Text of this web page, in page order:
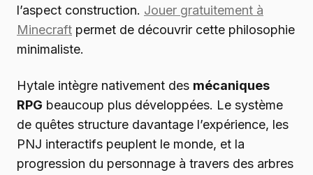
l’aspect construction. Jouer gratuitement à
Minecraft permet de découvrir cette philosophie
minimaliste.
Hytale intègre nativement des mécaniques
RPG beaucoup plus développées. Le système
de quêtes structure davantage l’expérience, les
PNJ interactifs peuplent le monde, et la
progression du personnage à travers des arbres